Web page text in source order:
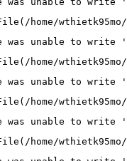
home/wthietk95mo/
was unable to
home/wthietk95mo/
was unable to
home/wthietk95mo/
was unable to
home/wthietk95mo/